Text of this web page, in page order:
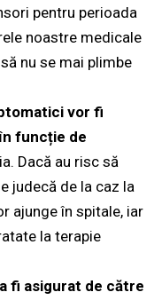
pentru perioada
noastre medicale
nu se mai plimbe
vor fi
funcție de
Dacă au risc să
judecă de la caz la
ajunge în spitale, iar
la terapie
fi asigurat de către